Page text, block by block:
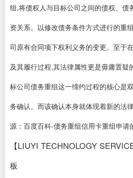
组,将债权人与目标公司之间的债权、债
资关系。以修改债务条件方式进行的重
司原有合同项下权利义务的变更。至于
及其履行过程,其法律属性更是毋庸置疑
标公司债务重组这一缔约过程的核心是
务确认。而该确认本身就体现着新的法
源：百度百科-债务重组信用卡重组申请
【LIUYI TECHNOLOGY
板